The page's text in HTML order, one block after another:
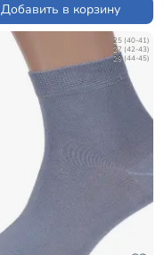
Добавить в корзину
25 (40-41)
27 (42-43)
29 (44-45)